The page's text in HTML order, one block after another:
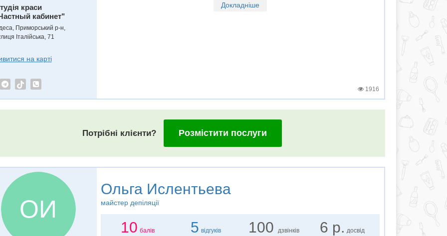
краси
кабинет"
Приморський р-н,
Італійська, 71
на карті
Докладніше
1916
Потрібні клієнти? Розмістити послуги
ОИ
Ольга Ислентьева
майстер депіляції
10 балів 5 відгуків 100 дзвінків 6 р. досвід